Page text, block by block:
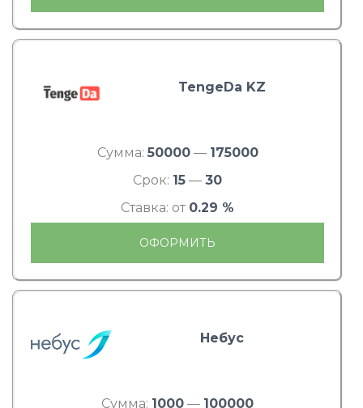
TengeDa KZ
Сумма: 50000— 175000
Срок: 15 — 30
Ставка: от 0.29 %
ОФОРМИТЬ
Небус
Сумма: 1000 — 100000